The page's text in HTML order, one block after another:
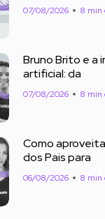
07/08/2026 8 min
Bruno Brito e a
artificial: da
07/08/2026 8 min
Como
dos Pais para
06/08/2026 8 min